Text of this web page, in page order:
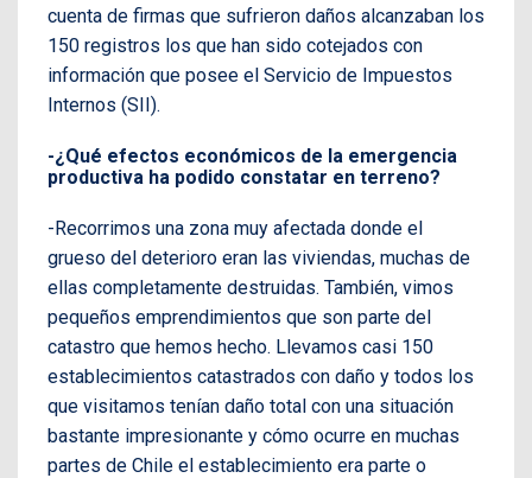
cuenta de firmas que sufrieron daños alcanzaban los
150 registros los que han sido cotejados con
información que posee el Servicio de Impuestos
Internos (SII).
-¿Qué efectos económicos de la emergencia
productiva ha podido constatar en terreno?
-Recorrimos una zona muy afectada donde el
grueso del deterioro eran las viviendas, muchas de
ellas completamente destruidas. También, vimos
pequeños emprendimientos que son parte del
catastro que hemos hecho. Llevamos casi 150
establecimientos catastrados con daño y todos los
que visitamos tenían daño total con una situación
bastante impresionante y cómo ocurre en muchas
partes de Chile el establecimiento era parte o